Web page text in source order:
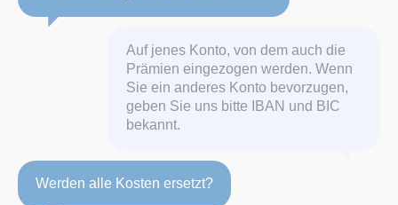
Auf jenes Konto, von dem auch die
Prämien eingezogen werden. Wenn
Sie ein anderes Konto bevorzugen,
geben Sie uns bitte IBAN und BIC
bekannt.
Werden alle Kosten ersetzt?